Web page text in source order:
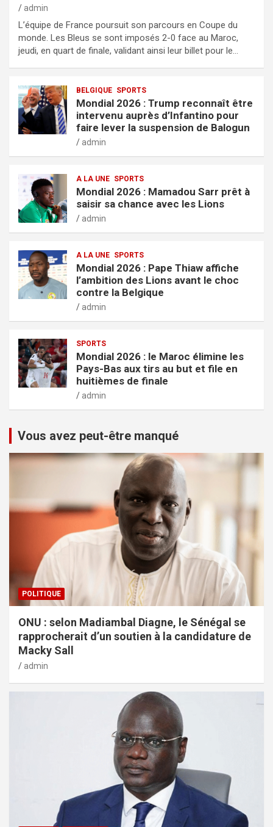
admin
L’équipe de France poursuit son parcours en Coupe du
monde. Les Bleus se sont imposés 2-0 face au Maroc,
jeudi, en quart de finale, validant ainsi leur billet pour le…
BELGIQUE SPORTS
Mondial 2026 : Trump reconnaît être
intervenu auprès d’Infantino pour
faire lever la suspension de Balogun
admin
A LA UNE SPORTS
Mondial 2026 : Mamadou Sarr prêt à
saisir sa chance avec les Lions
admin
A LA UNE SPORTS
Mondial 2026 : Pape Thiaw affiche
l’ambition des Lions avant le choc
contre la Belgique
admin
SPORTS
Mondial 2026 : le Maroc élimine les
Pays-Bas aux tirs au but et file en
huitièmes de finale
admin
Vous avez peut-être manqué
POLITIQUE
ONU : selon Madiambal Diagne, le Sénégal se
rapprocherait d’un soutien à la candidature de
Macky Sall
admin